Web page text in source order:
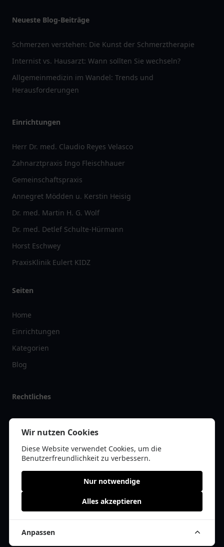
Neueste Blog-Beiträge
Schmerzen verstehen: Die Kunst der Schmerztherapie
Internist vs. Hausarzt: Wann sollten Sie wechseln?
Allgemeinmedizin im Wandel: Trends und
Herausforderungen
Einrichtungen
Herr Dr. med. Claudio Reyes Velasco
Zahnarztpraxis Ingo Fleischhauer
Gemeinschaftspraxis
Annegret Mödden u. Kerstin Heisig
Dr. med. Martin H. G. Wolf
Dr. med. Detlef Schulte-Hürmann
Horst Eschwey
PraxisKlinik Eulert KIDZ
Seiten
Home
Einrichtungen
Kategorien
Blog
Rechtliches
Impressum
Datenschutz
Kontakt
© 2026 arztlist.de | Alle Rechte vorbehalten | * =Affiliate-Links /
Cookie Einwilligung anpassen
Wir nutzen Cookies
Diese Website verwendet Cookies, um die
Benutzerfreundlichkeit zu verbessern.
Nur notwendige
Alles akzeptieren
Anpassen